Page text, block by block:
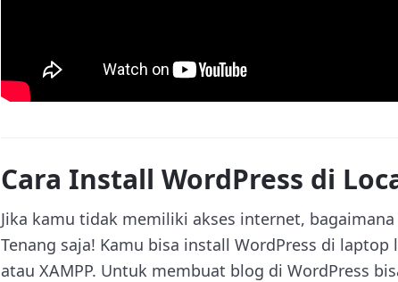
Cara Install WordPress di
Jika kamu tidak memiliki akses internet,
Tenang saja! Kamu bisa install WordPress di
atau XAMPP. Untuk membuat blog di WordPress